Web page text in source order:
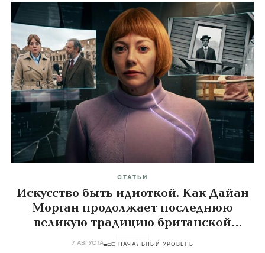
СТАТЬИ
Искусство быть идиоткой. Как Дайан
Морган продолжает последнюю
великую традицию британской
комедии
7 АВГУСТА НАЧАЛЬНЫЙ УРОВЕНЬ